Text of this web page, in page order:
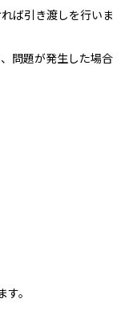
ば引き渡しを行いま
問題が発生した場合
。